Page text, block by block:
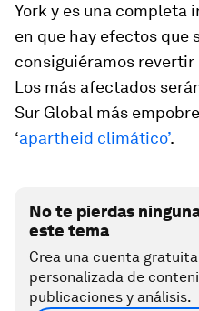
York y es una completa
en que hay efectos que
consiguiéramos
Los más afectados
Sur Global más
‘apartheid climático’.
No te pierdas
este tema
Crea una cuenta
personalizada de
publicaciones y análisis.